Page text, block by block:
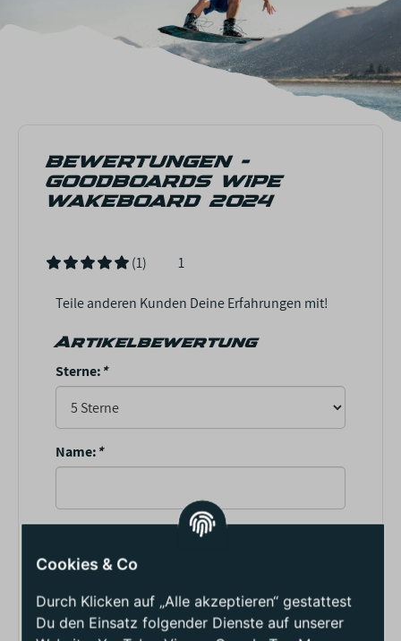
BEWERTUNGEN -
GOODBOARDS WIPE
WAKEBOARD 2024
(1) 1
Teile anderen Kunden Deine Erfahrungen mit!
Artikelbewertung
Sterne:*
Name:*
Kommentar:*
Cookies & Co
Durch Klicken auf „Alle akzeptieren“ gestattest
Du den Einsatz folgender Dienste auf unserer